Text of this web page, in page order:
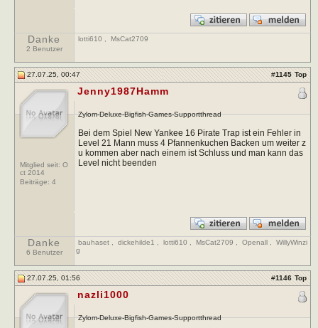
Danke
2 Benutzer
lotti610 MsCat2709
27.07.25, 00:47 #1145 Top
Mitglied seit: O
ct 2014
Beiträge: 4
Jenny1987Hamm
Zylom-Deluxe-Bigfish-Games-Supportthread
Bei dem Spiel New Yankee 16 Pirate Trap ist ein Fehler in
Level 21 Mann muss 4 Pfannenkuchen Backen um weiter z
u kommen aber nach einem ist Schluss und man kann das
Level nicht beenden
Danke
6 Benutzer
bauhaset dickehilde1 lotti610 MsCat2709 Openall
WillyWinzi
g
27.07.25, 01:56 #1146 Top
nazli1000
Zylom-Deluxe-Bigfish-Games-Supportthread